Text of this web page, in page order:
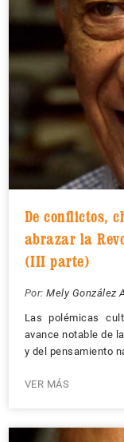
De conflictos,
abrazar la
(III parte)
Por: Mely González
Las polémicas
avance notable de
y del pensamiento
VER MÁS